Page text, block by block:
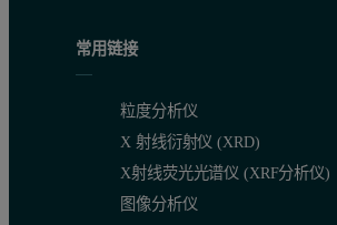
常用链接
粒度分析仪
X 射线衍射仪 (XRD)
X射线荧光光谱仪 (XRF分析仪)
图像分析仪